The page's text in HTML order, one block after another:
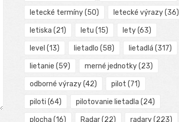
letecké termíny(50) letecké výrazy(36)
letiska (21) letu (15) lety(63)
level (13) lietadlo (58) lietadlá (317)
lietanie (59) merné jednotky(23)
odborné výrazy(42) pilot (71)
piloti (64) pilotovanie lietadla (24)
plocha (16) Radar(22) radary(223)